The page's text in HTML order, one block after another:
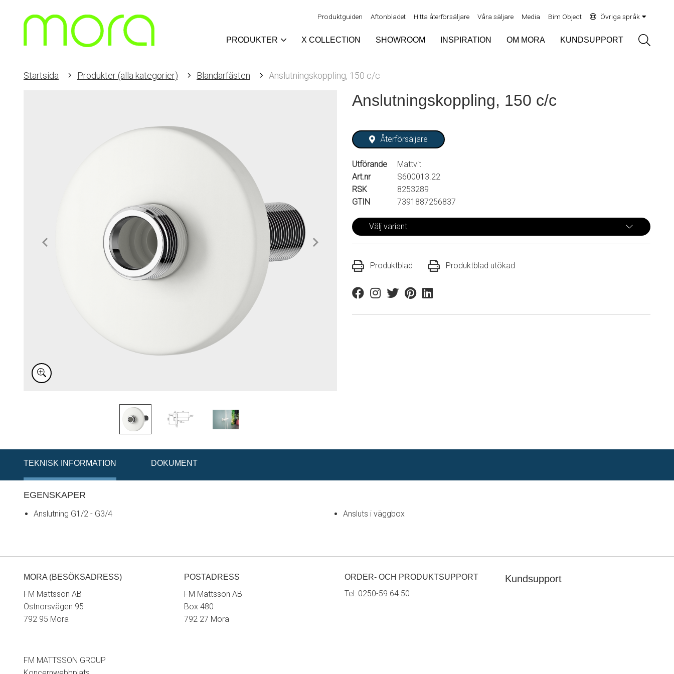
Produktguiden Aftonbladet Hitta återförsäljare Våra säljare Media Bim Object Övriga språk
PRODUKTER X COLLECTION SHOWROOM INSPIRATION OM MORA KUNDSUPPORT
Startsida Produkter (alla kategorier) Blandarfästen Anslutningskoppling, 150 c/c
Anslutningskoppling, 150 c/c
Återförsäljare
Utförande
Mattvit
Art.nr
S600013.22
RSK
8253289
GTIN
7391887256837
Välj variant
Produktblad Produktblad utökad
FacebookInstagram
TwitterPinterestLinkedin
TEKNISK INFORMATION DOKUMENT
EGENSKAPER
Anslutning G1/2 - G3/4 Ansluts i väggbox
MORA (BESÖKSADRESS)
FM Mattsson AB
Östnorsvägen 95
792 95 Mora
FM MATTSSON GROUP
POSTADRESS
FM Mattsson AB
Box 480
792 27 Mora
ORDER- OCH PRODUKTSUPPORT
Tel: 0250-59 64 50
Kundsupport